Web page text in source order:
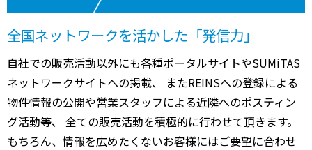
全国ネットワークを活かした「発信力」
自社での販売活動以外にも各種ポータルサイトやSUMiTAS
ネットワークサイトへの掲載、 またREINSへの登録による
物件情報の公開や営業スタッフによる近隣へのポスティン
グ活動等、 全ての販売活動を積極的に行わせて頂きます。
もちろん、情報を広めたくないお客様にはご要望に合わせ